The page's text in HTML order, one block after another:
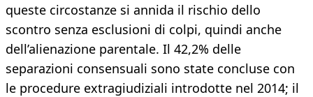
queste circostanze si annida il rischio dello
scontro senza esclusioni di colpi, quindi anche
dell’alienazione parentale. Il 42,2% delle
separazioni consensuali sono state concluse con
le procedure extragiudiziali introdotte nel 2014; il